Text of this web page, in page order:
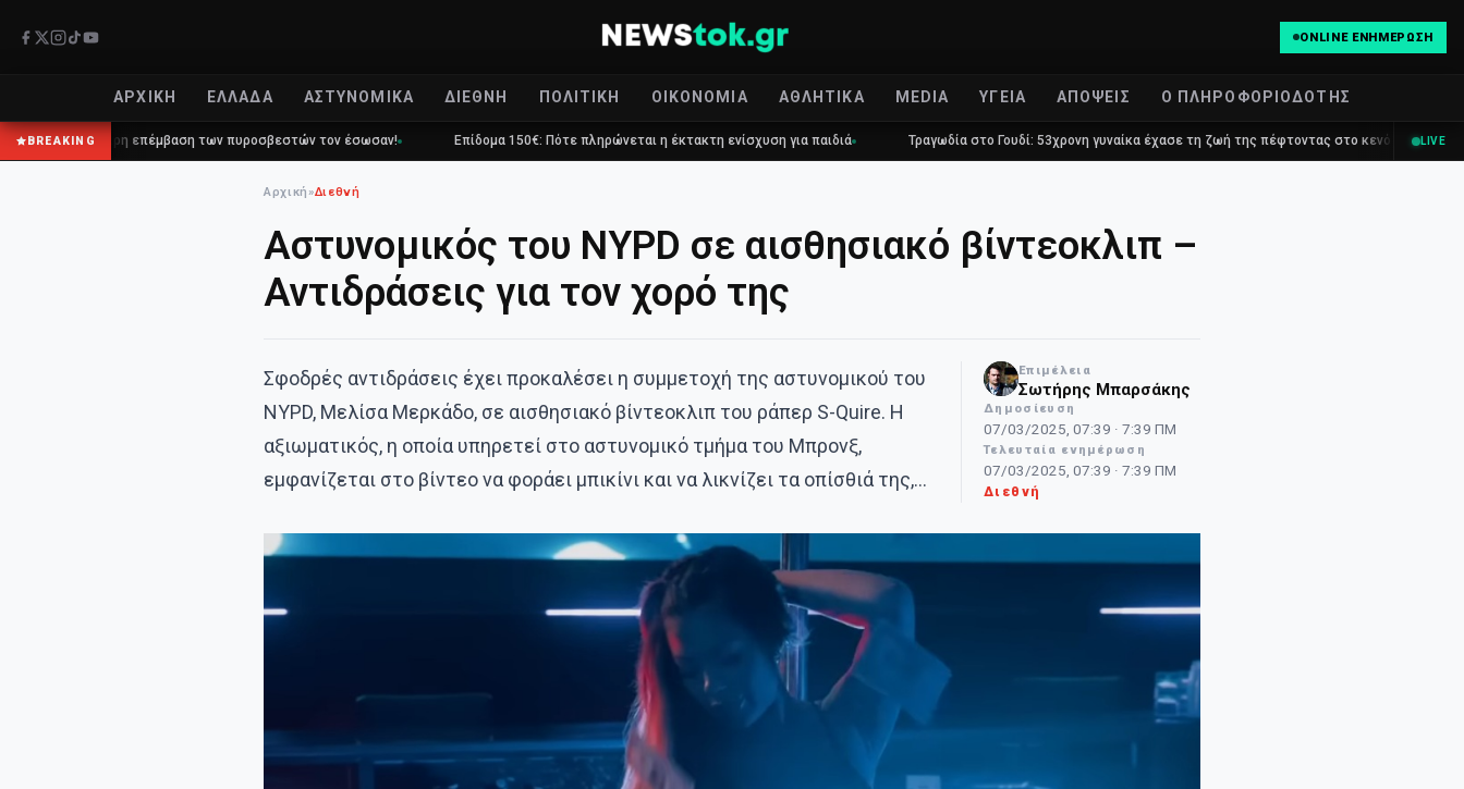
ONLINE ΕΝΗΜΈΡΩΣΗ
ΑΡΧΙΚΉ ΕΛΛΆΔΑ ΑΣΤΥΝΟΜΙΚΆ ΔΙΕΘΝΉ ΠΟΛΙΤΙΚΉ ΟΙΚΟΝΟΜΊΑ ΑΘΛΗΤΙΚΆ MEDIA ΥΓΕΊΑ ΑΠΌΨΕΙΣ Ο ΠΛΗΡΟΦΟΡΙΟΔΌΤΗΣ
BREAKING
επέμβαση των πυροσβεστών τον έσωσαν! Επίδομα 150€: Πότε πληρώνεται η έκτακτη ενίσχυση για παιδιά Τραγωδία στο Γουδί: 53χρονη γυναίκα έχασε τη ζωή της πέφτοντας στο κενό από τον πέμπτο όροφοLIVE
Αρχική »Διεθνή
Αστυνομικός του NYPD σε αισθησιακό βίντεοκλιπ –
Αντιδράσεις για τον χορό της
Σφοδρές αντιδράσεις έχει προκαλέσει η συμμετοχή της αστυνομικού του
NYPD, Μελίσα Μερκάδο, σε αισθησιακό βίντεοκλιπ του ράπερ S-Quire. Η
αξιωματικός, η οποία υπηρετεί στο αστυνομικό τμήμα του Μπρονξ,
εμφανίζεται στο βίντεο να φοράει μπικίνι και να λικνίζει τα οπίσθιά της,…
NT Επιμέλεια
Σωτήρης Μπαρσάκης
Δημοσίευση
07/03/2025, 07:39 · 7:39 ΠΜ
Τελευταία ενημέρωση
07/03/2025, 07:39 · 7:39 ΠΜ
Διεθνή